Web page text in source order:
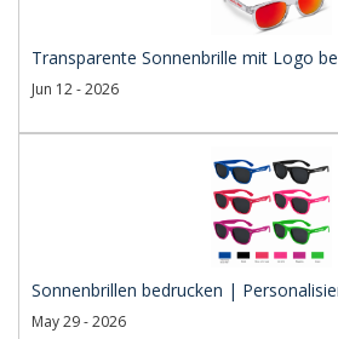
Transparente Sonnenbrille mit Logo
Jun 12 - 2026
Sonnenbrillen bedrucken |
May 29 - 2026